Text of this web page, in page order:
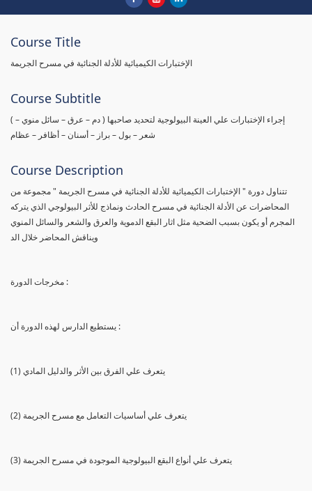
Course Title
الإختبارات الكيميائية للأدلة الجنائية في مسرح الجريمة
Course Subtitle
( إجراء الإختبارات علي العينة البيولوجية لتحديد صاحبها ( دم – عرق – سائل منوي –
شعر – بول – براز – أسنان – أظافر – عظام
Course Description
تتناول دورة " الإختبارات الكيميائية للأدلة الجنائية في مسرح الجريمة " مجموعة من
المحاضرات عن الأدلة الجنائية في مسرح الحادث ونماذج للأثر البيولوجي الذي يتركه
المجرم أو يكون بسبب الضحية مثل اثار البقع الدموية والعرق والشعر والسائل المنوي
ويناقش المحاضر خلال الد
مخرجات الدورة :
يستطيع الدارس لهذه الدورة أن :
(1) يتعرف علي الفرق بين الأثر والدليل المادي
(2) يتعرف علي أساسيات التعامل مع مسرح الجريمة
(3) يتعرف علي أنواع البقع البيولوجية الموجودة في مسرح الجريمة